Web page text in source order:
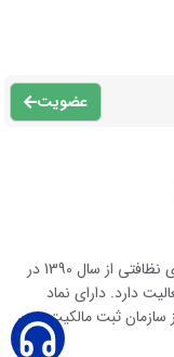
عضویت
مجموعه آذين صنعت توليد كننده انواع دستگاه هاى نظافتى از سال 1390 در
دارد. داراى نماد
سازمان ثبت مالكيت معن